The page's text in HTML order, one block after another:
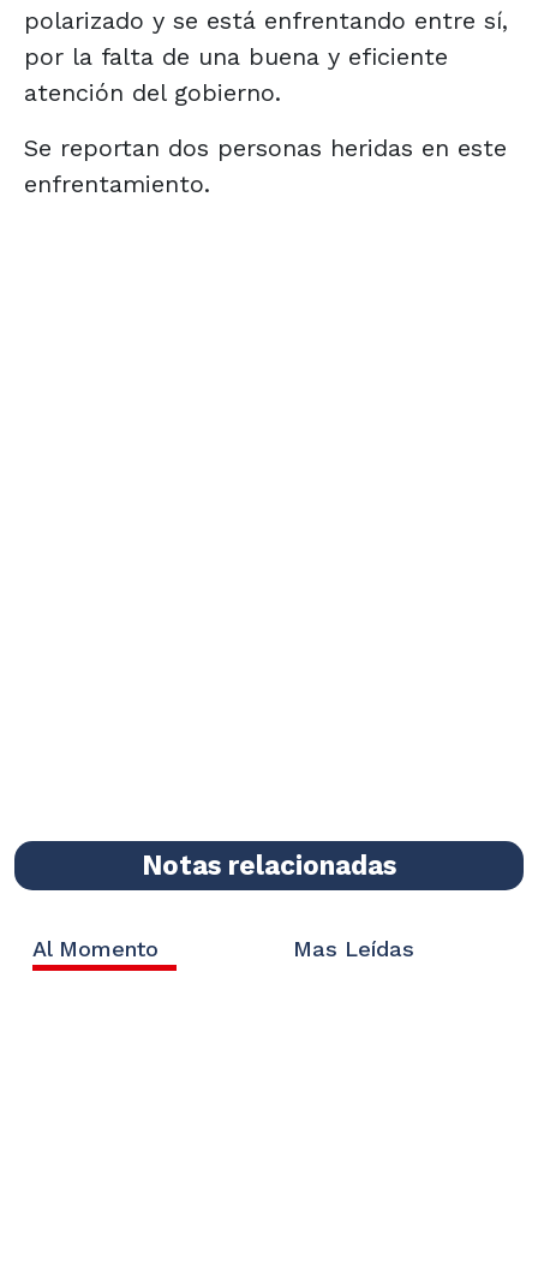
polarizado y se está enfrentando entre sí,
por la falta de una buena y eficiente
atención del gobierno.
Se reportan dos personas heridas en este
enfrentamiento.
Notas relacionadas
Al Momento Mas Leídas